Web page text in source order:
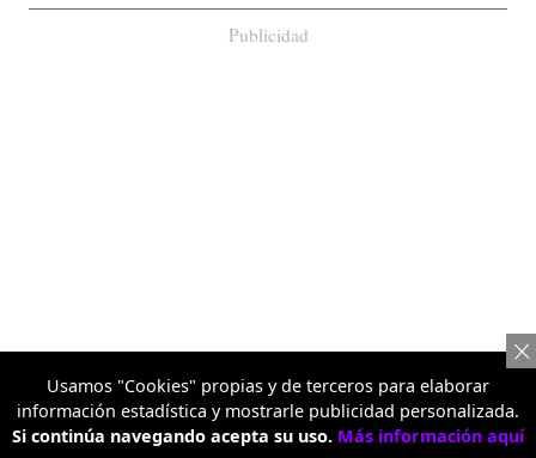
Publicidad
Usamos "Cookies" propias y de terceros para elaborar
información estadística y mostrarle publicidad personalizada.
Si continúa navegando acepta su uso. Más información aquí